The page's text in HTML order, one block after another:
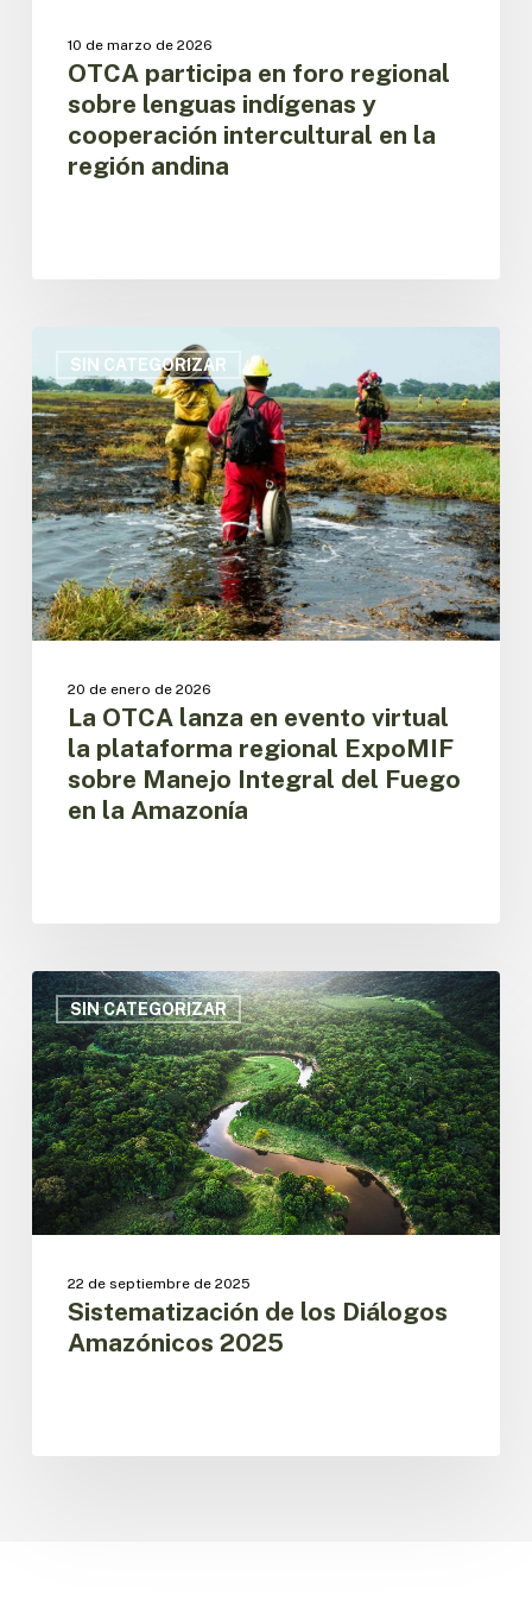
10 de marzo de 2026
OTCA participa en foro regional
sobre lenguas indígenas y
cooperación intercultural en la
región andina
SIN CATEGORIZAR
OTCA
lanza
en
evento
virtual
la
plataforma
regional
ExpoMIF
sobre
Manejo
Fuego
Amazonía
20 de enero de 2026
La OTCA lanza en evento virtual
la plataforma regional ExpoMIF
sobre Manejo Integral del Fuego
en la Amazonía
SIN CATEGORIZAR
Sistematización
de
los
Diálogos
Amazónicos
2025
22 de septiembre de 2025
Sistematización de los Diálogos
Amazónicos 2025